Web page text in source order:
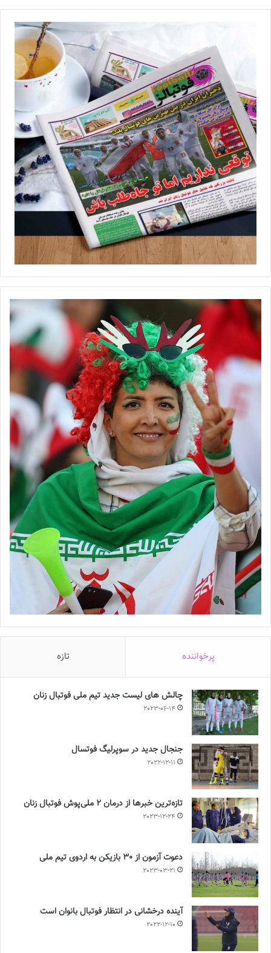
پرخواننده تازه
چالش هاى ليست جدید تيم ملى فوتبال زنان
2023-06-14
جنجال جدید در سوپرلیگ فوتسال
2022-12-11
تازه‌ترین خبرها از درمان ۲ ملی‌پوش فوتبال زنان
2023-12-24
دعوت آزمون از 30 بازیکن به اردوی تیم ملی
2023-03-21
آینده درخشانی در انتظار فوتبال بانوان است
2022-12-10